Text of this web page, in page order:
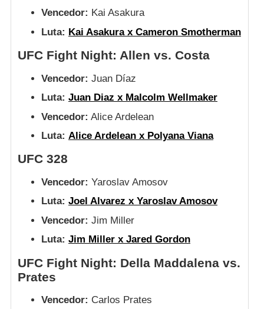
Vencedor: Kai Asakura
Luta: Kai Asakura x Cameron Smotherman
UFC Fight Night: Allen vs. Costa
Vencedor: Juan Díaz
Luta: Juan Diaz x Malcolm Wellmaker
Vencedor: Alice Ardelean
Luta: Alice Ardelean x Polyana Viana
UFC 328
Vencedor: Yaroslav Amosov
Luta: Joel Alvarez x Yaroslav Amosov
Vencedor: Jim Miller
Luta: Jim Miller x Jared Gordon
UFC Fight Night: Della Maddalena vs.
Prates
Vencedor: Carlos Prates